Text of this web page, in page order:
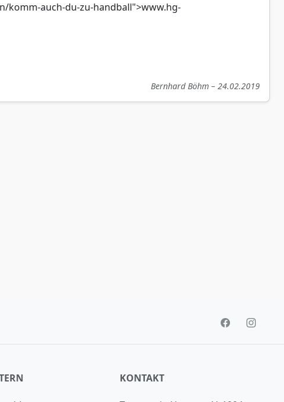
komm-auch-du-zu-handball">www.hg-
Bernhard Böhm – 24.02.2019
KONTAKT